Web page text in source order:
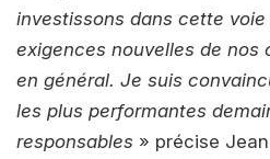
investissons dans cette
exigences nouvelles de nos
en général. Je suis
les plus performantes
responsables » précise